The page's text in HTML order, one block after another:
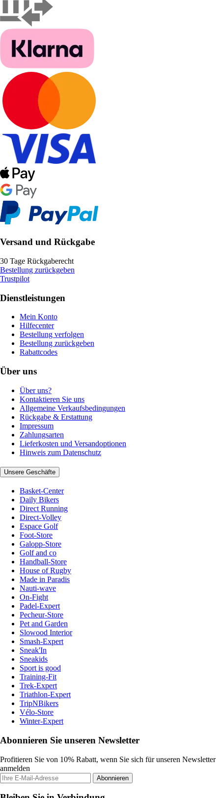
Versand und Rückgabe
30 Tage Rückgaberecht
Bestellung zurückgeben
Trustpilot
Dienstleistungen
Mein Konto
Hilfecenter
Bestellung verfolgen
Bestellung zurückgeben
Rabattcodes
Über uns
Über uns?
Kontaktieren Sie uns
Allgemeine Verkaufsbedingungen
Rückgabe & Erstattung
Impressum
Zahlungsarten
Lieferkosten und Versandoptionen
Hinweis zum Datenschutz
Unsere Geschäfte
Basket-Center
Daily Bikers
Direct Running
Direct-Volley
Espace Golf
Foot-Store
Galopp-Store
Golf and co
Handball-Store
House of Rugby
Made in Paradis
Nauti-wave
On-Fight
Padel-Expert
Pecheur-Store
Pet and Garden
Slowood Interior
Smash-Expert
Sneak'In
Sneakids
Sport is good
Training-Fit
Trek-Expert
Triathlon-Expert
TripNBikers
Vélo-Store
Winter-Expert
Abonnieren Sie unseren Newsletter
Profitieren Sie von 10% Rabatt, wenn Sie sich für unseren Newsletter
anmelden
Abonnieren